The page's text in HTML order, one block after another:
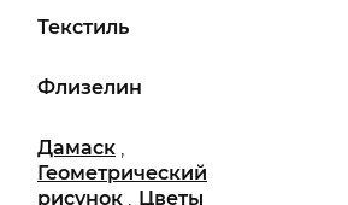
Дамаск ,
Геометрический
рисунок , Цветы
Флизелин
Текстиль